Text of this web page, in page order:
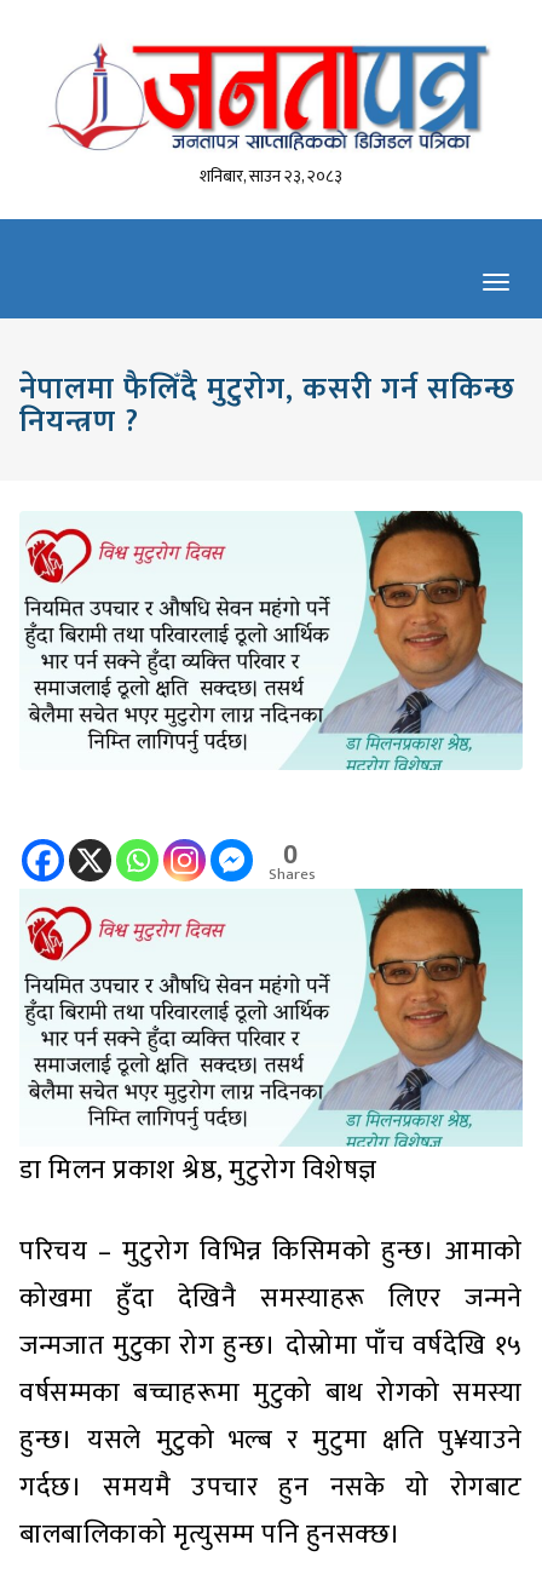
शनिबार, साउन २३, २०८३
नेपालमा फैलिँदै मुटुरोग, कसरी गर्न सकिन्छ
नियन्त्रण ?
0
Shares
डा मिलन प्रकाश श्रेष्ठ, मुटुरोग विशेषज्ञ
परिचय – मुटुरोग विभिन्न किसिमको हुन्छ। आमाको
कोखमा हुँदा देखिनै समस्याहरू लिएर जन्मने
जन्मजात मुटुका रोग हुन्छ। दोस्रोमा पाँच वर्षदेखि १५
वर्षसम्मका बच्चाहरूमा मुटुको बाथ रोगको समस्या
हुन्छ। यसले मुटुको भल्ब र मुटुमा क्षति पु¥याउने
गर्दछ। समयमै उपचार हुन नसके यो रोगबाट
बालबालिकाको मृत्युसम्म पनि हुनसक्छ।